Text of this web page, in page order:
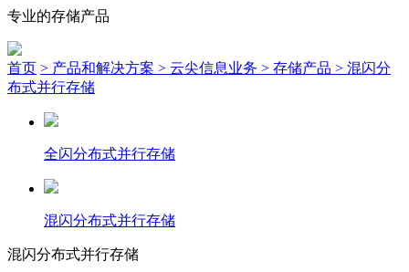
专业的存储产品
首页 > 产品和解决方案 > 云尖信息业务 > 存储产品 > 混闪分
布式并行存储
全闪分布式并行存储
混闪分布式并行存储
混闪分布式并行存储